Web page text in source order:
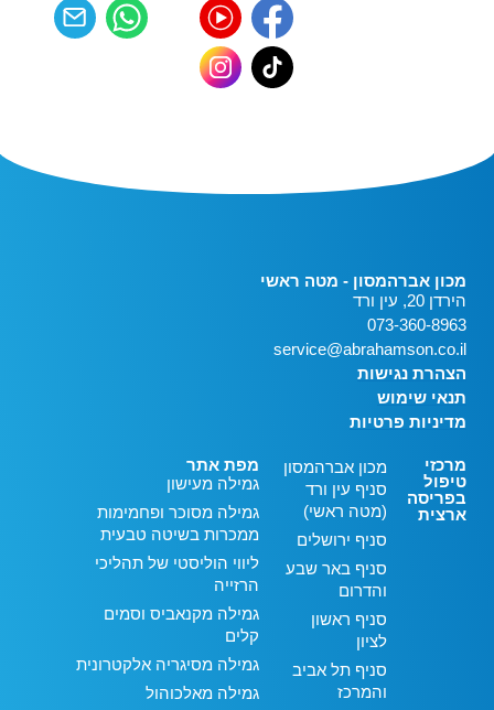
מכון אברהמסון - מטה ראשי
הירדן 20, עין ורד
073-360-8963
service@abrahamson.co.il
הצהרת נגישות
תנאי שימוש
מדיניות פרטיות
מרכזי
טיפול
בפריסה
ארצית
מכון אברהמסון
סניף עין ורד
(מטה ראשי)
סניף ירושלים
סניף באר שבע
והדרום
סניף ראשון
לציון
סניף תל אביב
והמרכז
מפת אתר
גמילה מעישון
גמילה מסוכר ופחמימות
ממכרות בשיטה טבעית
ליווי הוליסטי של תהליכי
הרזייה
גמילה מקנאביס וסמים
קלים
גמילה מסיגריה אלקטרונית
גמילה מאלכוהול